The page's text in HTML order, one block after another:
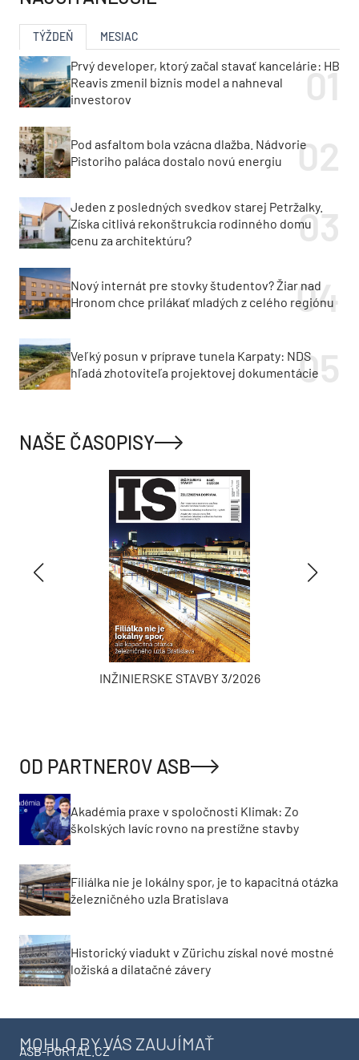
TÝŽDEŇ MESIAC
Prvý developer, ktorý začal stavať kancelárie: HB
Reavis zmenil biznis model a nahneval
investorov
Pod asfaltom bola vzácna dlažba. Nádvorie
Pistoriho paláca dostalo novú energiu
Jeden z posledných svedkov starej Petržalky.
Získa citlivá rekonštrukcia rodinného domu
cenu za architektúru?
Nový internát pre stovky študentov? Žiar nad
Hronom chce prilákať mladých z celého regiónu
Veľký posun v príprave tunela Karpaty: NDS
hľadá zhotoviteľa projektovej dokumentácie
NAŠE ČASOPISY
INŽINIERSKE STAVBY 3/2026
OD PARTNEROV ASB
Akadémia praxe v spoločnosti Klimak: Zo
školských lavíc rovno na prestížne stavby
Filiálka nie je lokálny spor, je to kapacitná otázka
železničného uzla Bratislava
Historický viadukt v Zürichu získal nové mostné
ložiská a dilatačné závery
MOHLO BY VÁS ZAUJÍMAŤ
ASB-PORTAL.CZ